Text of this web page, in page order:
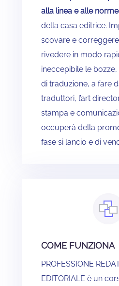
alla linea e alle
della casa editrice.
scovare e
rivedere in modo
ineccepibile le
di traduzione, a fare
traduttori, l’art
stampa e
occuperà della
fase si lancio e di
COME FUNZIONA
PROFESSIONE
EDITORIALE è un